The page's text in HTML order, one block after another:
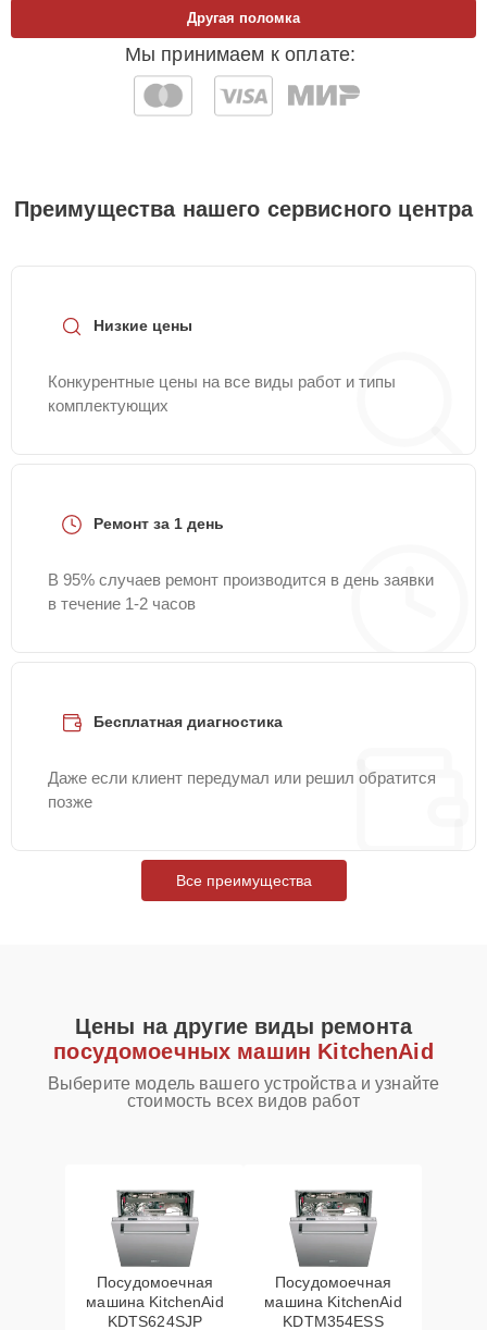
Мы принимаем к оплате:
Другая поломка
Преимущества нашего сервисного центра
Низкие цены
Конкурентные цены на все виды работ и типы
комплектующих
Ремонт за 1 день
В 95% случаев ремонт производится в день заявки
в течение 1-2 часов
Бесплатная диагностика
Даже если клиент передумал или решил обратится
позже
Все преимущества
Цены на другие виды ремонта
посудомоечных машин KitchenAid
Выберите модель вашего устройства и узнайте
стоимость всех видов работ
Посудомоечная
машина KitchenAid
KDTS624SJP
Посудомоечная
машина KitchenAid
KDTM354ESS